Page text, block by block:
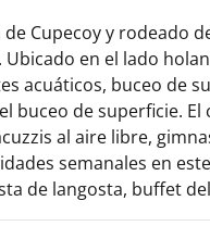
Cupecoy y rodeado
en el lado
acuáticos, buceo de
buceo de superficie.
al aire libre,
semanales en
de langosta, buffet